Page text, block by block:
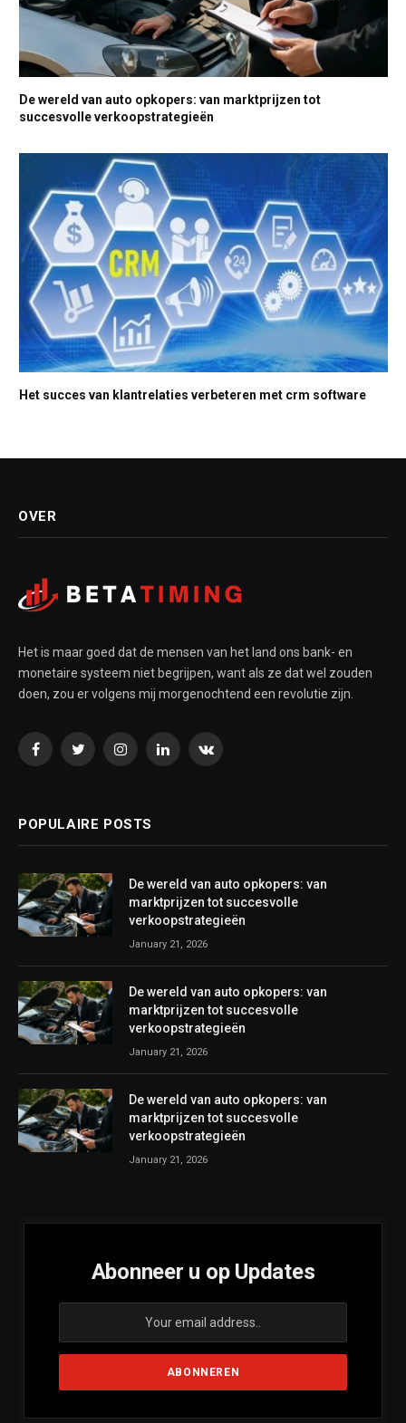
De wereld van auto opkopers: van marktprijzen tot
succesvolle verkoopstrategieën
Het succes van klantrelaties verbeteren met crm software
OVER
Het is maar goed dat de mensen van het land ons bank- en
monetaire systeem niet begrijpen, want als ze dat wel zouden
doen, zou er volgens mij morgenochtend een revolutie zijn.
FacebookTwitterInstagramLinkedInVKontakte
POPULAIRE POSTS
De wereld van auto opkopers: van
marktprijzen tot succesvolle
verkoopstrategieën
January 21, 2026
De wereld van auto opkopers: van
marktprijzen tot succesvolle
verkoopstrategieën
January 21, 2026
De wereld van auto opkopers: van
marktprijzen tot succesvolle
verkoopstrategieën
January 21, 2026
Abonneer u op Updates